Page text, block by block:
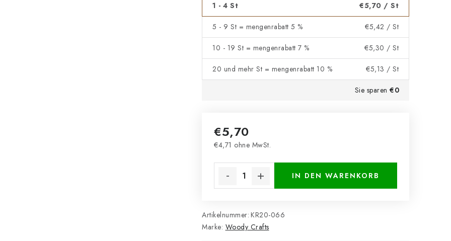
1 - 4 St €5,70 / St
5 - 9 St = mengenrabatt 5 % €5,42 / St
10 - 19 St = mengenrabatt 7 % €5,30 / St
20 und mehr St = mengenrabatt 10 % €5,13 / St
Sie sparen €0
€5,70
€4,71 ohne MwSt.
IN DEN WARENKORB
Artikelnummer: KR20-066
Marke: Woody Crafts